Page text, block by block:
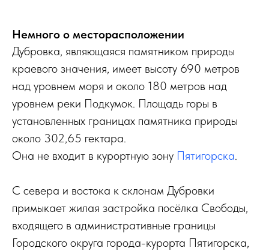
Немного о месторасположении
Дубровка, являющаяся памятником природы
краевого значения, имеет высоту 690 метров
над уровнем моря и около 180 метров над
уровнем реки Подкумок. Площадь горы в
установленных границах памятника природы
около 302,65 гектара.
Она не входит в курортную зону Пятигорска.
С севера и востока к склонам Дубровки
примыкает жилая застройка посёлка Свободы,
входящего в административные границы
Городского округа города-курорта Пятигорска,